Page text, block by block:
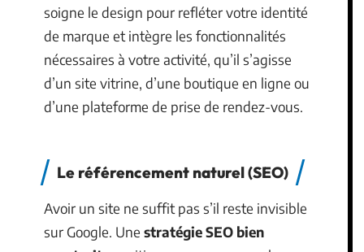
soigne le design pour refléter votre identité
de marque et intègre les fonctionnalités
nécessaires à votre activité, qu’il s’agisse
d’un site vitrine, d’une boutique en ligne ou
d’une plateforme de prise de rendez-vous.
Le référencement naturel (SEO)
Avoir un site ne suffit pas s’il reste invisible
sur Google. Une stratégie SEO bien